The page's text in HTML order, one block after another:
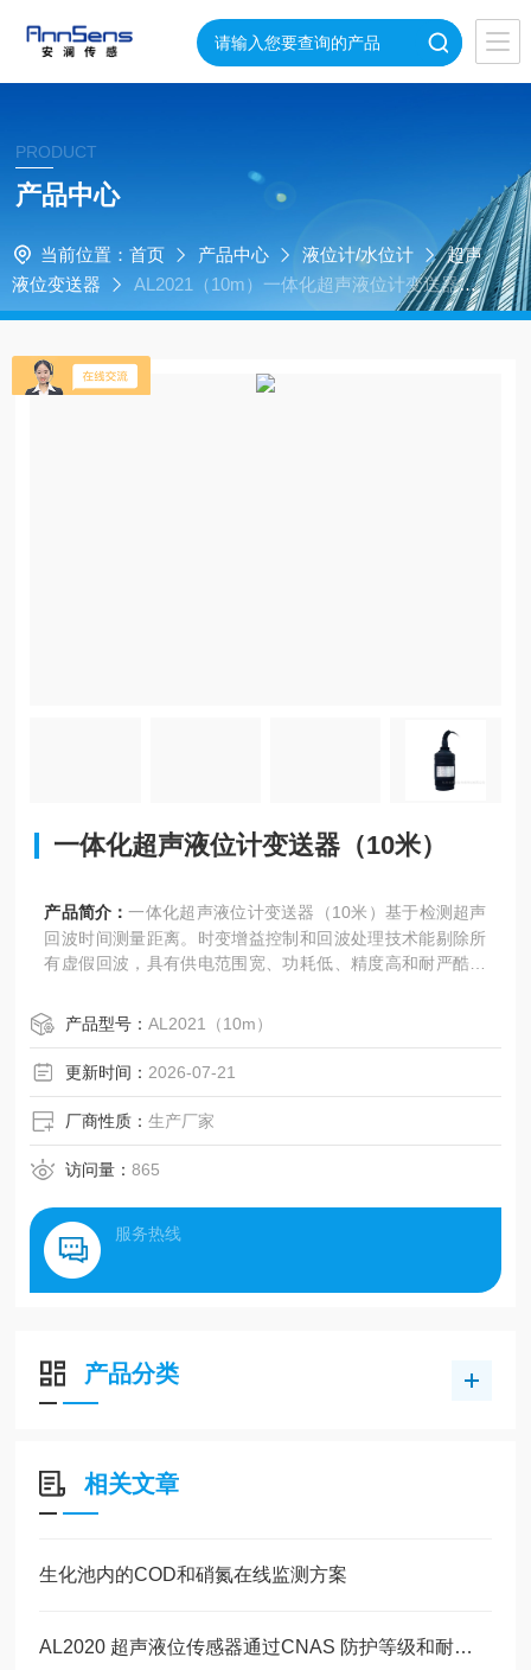
PRODUCT
产品中心
当前位置： 首页 产品中心 液位计/水位计
超声
液位变送器
AL2021（10m）一体化超声液位计变送器
（10米）
一体化超声液位计变送器（10米）
产品简介：一体化超声液位计变送器（10米）基于检测超声
回波时间测量距离。时变增益控制和回波处理技术能剔除所
有虚假回波，具有供电范围宽、功耗低、精度高和耐严酷环
部件全部灌封。适用于罐体、水池、管道、明渠、水处理工
业及其他工业过程等场景的液位、物位在线测量。
产品型号：AL2021（10m）
更新时间： 2026-07-21
厂商性质：生产厂家
访问量：865
服务热线
产品分类
相关文章
生化池内的COD和硝氮在线监测方案
AL2020 超声液位传感器通过CNAS 防护等级和耐腐蚀测试